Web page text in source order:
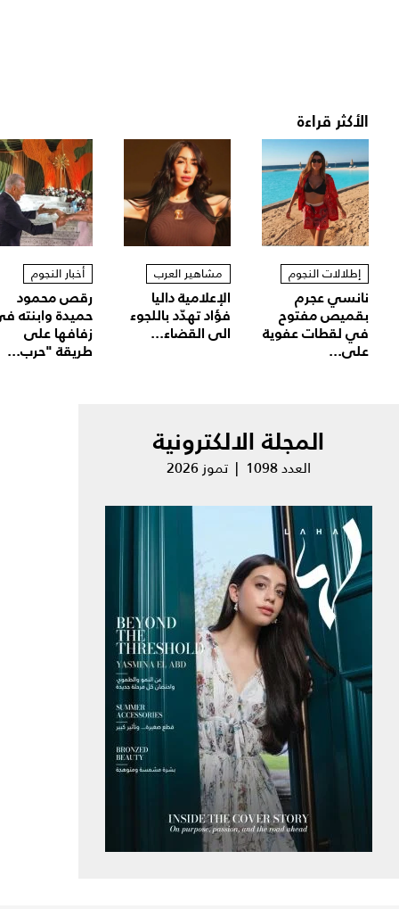
الأكثر قراءة
إطلالات النجوم
نانسي عجرم
بقميص مفتوح
في لقطات عفوية
على...
مشاهير العرب
الإعلامية داليا
فؤاد تهدّد باللجوء
الى القضاء...
أخبار النجوم
رقص محمود
حميدة وابنته
زفافها على
طريقة "حرب...
المجلة الالكترونية
العدد 1098 | تموز 2026